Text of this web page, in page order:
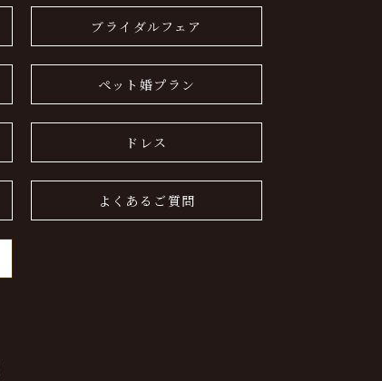
ブライダルフェア
ペット婚プラン
ドレス
よくあるご質問